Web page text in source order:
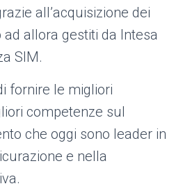
all’acquisizione dei
ad allora gestiti da Intesa
SIM.
fornire le migliori
competenze sul
che oggi sono leader in
e nella